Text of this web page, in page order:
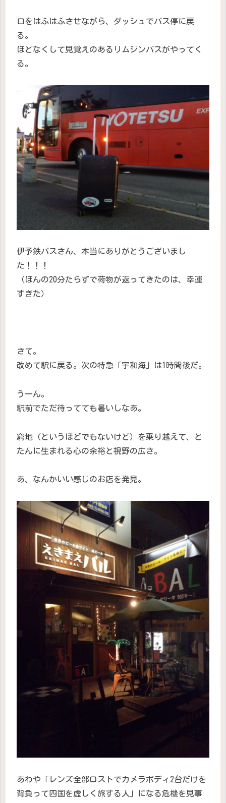
口をはふはふさせながら、ダッシュでバス停に戻
る。
ほどなくして見覚えのあるリムジンバスがやってく
る。
伊予鉄バスさん、本当にありがとうございまし
た！！！
（ほんの20分たらずで荷物が返ってきたのは、幸運
すぎた）
さて。
改めて駅に戻る。次の特急「宇和海」は1時間後だ。
うーん。
駅前でただ待ってても暑いしなあ。
窮地（というほどでもないけど）を乗り越えて、と
たんに生まれる心の余裕と視野の広さ。
あ、なんかいい感じのお店を発見。
あわや「レンズ全部ロストでカメラボディ2台だけを
背負って四国を虚しく旅する人」になる危機を見事